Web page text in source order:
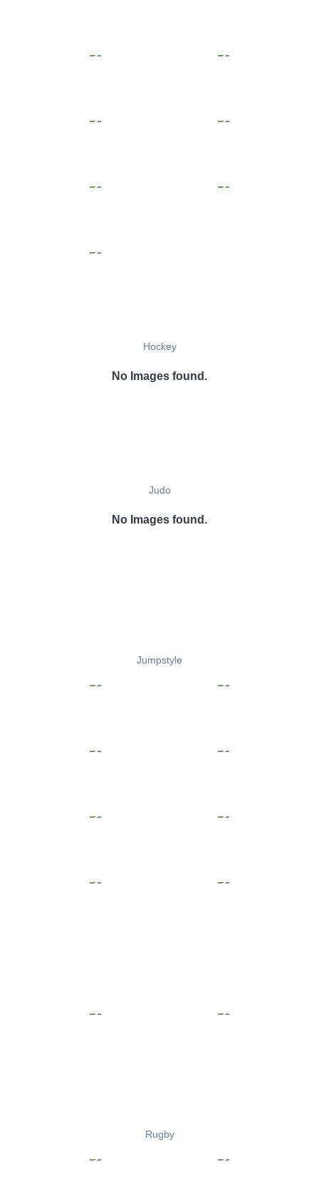
Hockey
No Images found.
Judo
No Images found.
Jumpstyle
Rugby